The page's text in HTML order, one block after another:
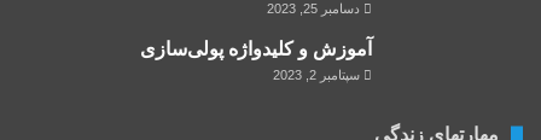
دسامبر 25, 2023
آموزش و کلید‌واژه پولی‌سازی
سپتامبر 2, 2023
مهارتهای زندگی